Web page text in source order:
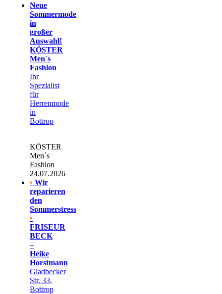
Neue
Sommermode
in
großer
Auswahl!
KÖSTER
Men´s
Fashion
Ihr
Spezialist
für
Herrenmode
in
Bottrop
KÖSTER
Men´s
Fashion
24.07.2026
• Wir
reparieren
den
Sommerstress
•
FRISEUR
BECK
–
Heike
Horstmann
Gladbecker
Str. 33,
Bottrop